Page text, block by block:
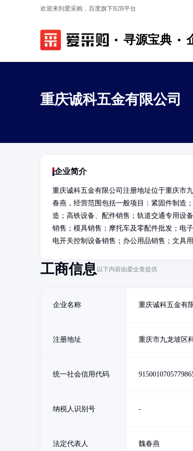
欢迎来到爱采购，百度旗下B2B平台
寻源宝典
重庆诚科五金有限公司
企业简介
重庆诚科五金有限公司注册地址位于重庆市
春燕，经营范围包括一般项目：紧固件制造
造；高铁设备、配件销售；轨道交通专用设
销售；模具销售；摩托车及零配件批发；电
电开关控制设备销售；办公用品销售；文具
工商信息以下内容由爱企查提供
企业名称 重庆诚科五金有
注册地址 重庆市九龙坡区
统一社会信用代码
纳税人识别号 -
法定代表人 魏春燕